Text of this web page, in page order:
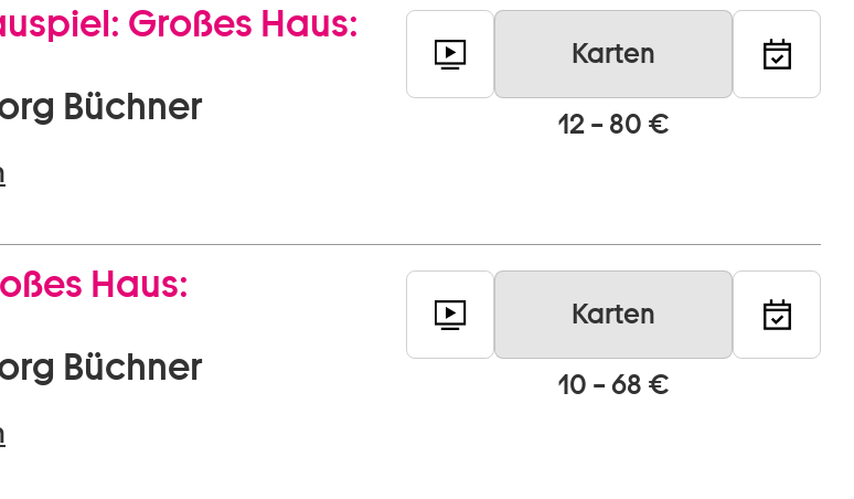
Großes Haus:
Büchner
Karten
12 – 80 €
Haus:
Büchner
Karten
10 – 68 €